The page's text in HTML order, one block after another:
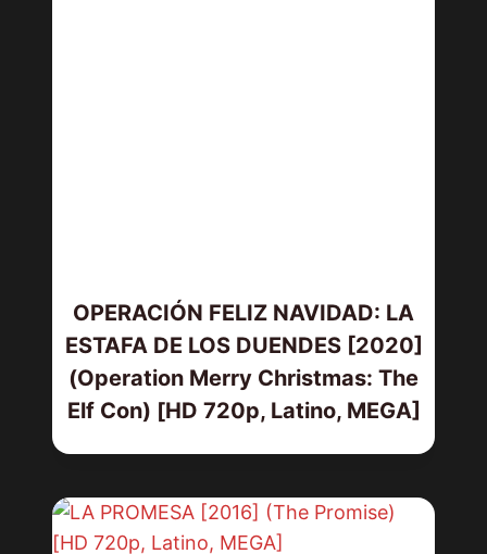
OPERACIÓN FELIZ NAVIDAD: LA
ESTAFA DE LOS DUENDES [2020]
(Operation Merry Christmas: The
Elf Con) [HD 720p, Latino, MEGA]